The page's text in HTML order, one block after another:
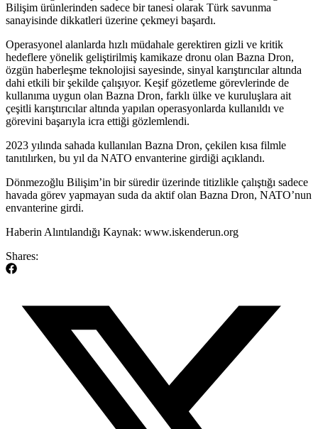
Bilişim ürünlerinden sadece bir tanesi olarak Türk savunma
sanayisinde dikkatleri üzerine çekmeyi başardı.
Operasyonel alanlarda hızlı müdahale gerektiren gizli ve kritik
hedeflere yönelik geliştirilmiş kamikaze dronu olan Bazna Dron,
özgün haberleşme teknolojisi sayesinde, sinyal karıştırıcılar altında
dahi etkili bir şekilde çalışıyor. Keşif gözetleme görevlerinde de
kullanıma uygun olan Bazna Dron, farklı ülke ve kuruluşlara ait
çeşitli karıştırıcılar altında yapılan operasyonlarda kullanıldı ve
görevini başarıyla icra ettiği gözlemlendi.
2023 yılında sahada kullanılan Bazna Dron, çekilen kısa filmle
tanıtılırken, bu yıl da NATO envanterine girdiği açıklandı.
​Dönmezoğlu Bilişim’in bir süredir üzerinde titizlikle çalıştığı sadece
havada görev yapmayan suda da aktif olan Bazna Dron, NATO’nun
envanterine girdi.
​Haberin Alıntılandığı Kaynak: www.iskenderun.org
Shares: